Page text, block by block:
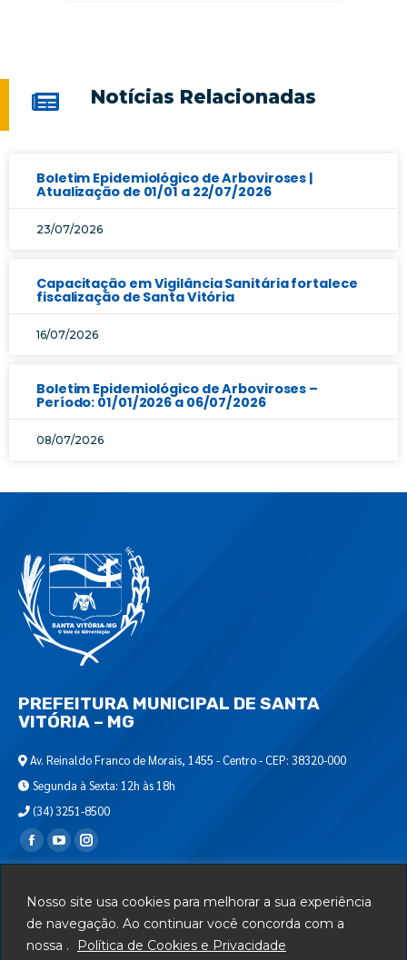
Nosso site usa cookies para melhorar a sua experiência
de navegação. Ao continuar você concorda com a
nossa .
Política de Cookies e Privacidade
Notícias Relacionadas
Boletim Epidemiológico de Arboviroses |
Atualização de 01/01 a 22/07/2026
23/07/2026
Capacitação em Vigilância Sanitária fortalece
fiscalização de Santa Vitória
16/07/2026
Boletim Epidemiológico de Arboviroses –
Período: 01/01/2026 a 06/07/2026
08/07/2026
PREFEITURA MUNICIPAL DE SANTA
VITÓRIA – MG
Av. Reinaldo Franco de Morais, 1455 - Centro - CEP: 38320-000
Segunda à Sexta: 12h às 18h
(34) 3251-8500
Encontre-nos em:
Departamento de T.I.
Serviços